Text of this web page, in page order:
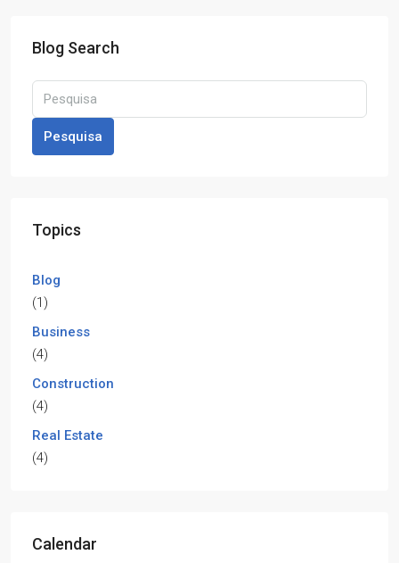
Blog Search
Pesquisa
Topics
Blog
(1)
Business
(4)
Construction
(4)
Real Estate
(4)
Calendar